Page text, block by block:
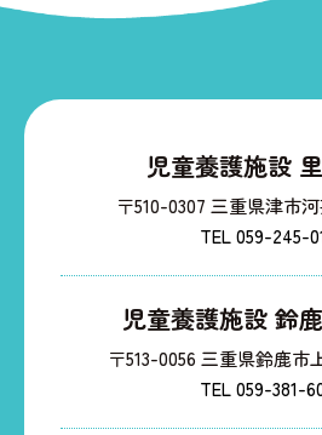
児童養護施設
〒510-0307 三重県津市
TEL 059-245-
児童養護施設 鈴
〒513-0056 三重県鈴鹿市
TEL 059-381-